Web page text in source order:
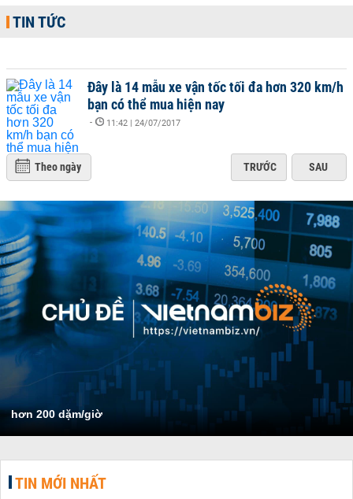
TIN TỨC
Đây là 14 mẫu xe vận tốc tối đa hơn 320 km/h
bạn có thể mua hiện nay
- 11:42 | 24/07/2017
Theo ngày TRƯỚC SAU
hơn 200 dặm/giờ
TIN MỚI NHẤT